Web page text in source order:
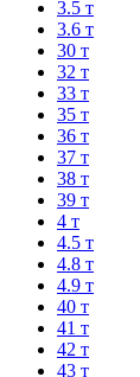
3.5 т
3.6 т
30 т
32 т
33 т
35 т
36 т
37 т
38 т
39 т
4 т
4.5 т
4.8 т
4.9 т
40 т
41 т
42 т
43 т